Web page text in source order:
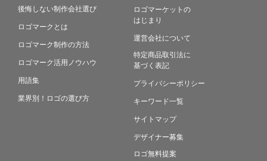
後悔しない制作会社選び
ロゴマークとは
ロゴマーク制作の方法
ロゴマーク活用ノウハウ
用語集
業界別！ロゴの選び方
ロゴマーケットの
はじまり
運営会社について
特定商品取引法に
基づく表記
プライバシーポリシー
キーワード一覧
サイトマップ
デザイナー募集
ロゴ無料提案